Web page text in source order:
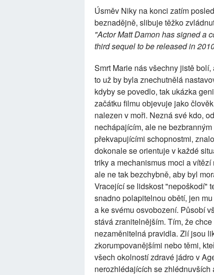
Úsměv Niky na konci zatím
beznadějně, slibuje těžko
"Actor Matt Damon has signed a
third sequel to be released in
Smrt Marie nás všechny jistě
to už by byla znechutnělá
kdyby se povedlo, tak ukázka
začátku filmu objevuje jako
nalezen v moři. Nezná své kdo,
nechápajícím, ale ne
překvapujícími schopnostmi,
dokonale se orientuje v každé
triky a mechanismus moci a
ale ne tak bezchybně, aby byl
Vracející se lidskost "nepoškodí"
snadno polapitelnou obětí, jen
a ke svému osvobození. Působí
stává zranitelnějším. Tím, že
nezaměnitelná pravidla. Zlí jsou
zkorumpovanějšími nebo těmi,
všech okolností zdravé jádro v
nerozhlédajících se